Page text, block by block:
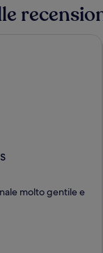
molto gentile e